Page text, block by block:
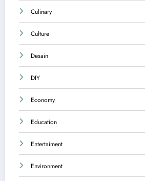
Culinary
Culture
Desain
DIY
Economy
Education
Entertaiment
Environment